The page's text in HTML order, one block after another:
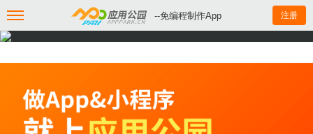
--免编程制作App 注册